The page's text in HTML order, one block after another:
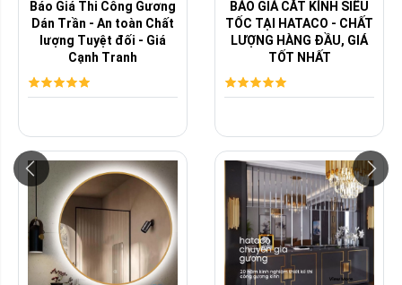
Báo Giá Thi Công Gương
Dán Trần - An toàn Chất
lượng Tuyệt đối - Giá
Cạnh Tranh
BÁO GIÁ CẮT KÍNH SIÊU
TỐC TẠI HATACO - CHẤT
LƯỢNG HÀNG ĐẦU, GIÁ
TỐT NHẤT